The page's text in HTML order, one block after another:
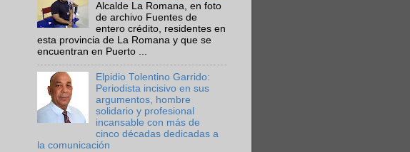
Alcalde La Romana, en foto
de archivo Fuentes de
entero crédito, residentes en
esta provincia de La Romana y que se
encuentran en Puerto ...
Elpidio Tolentino Garrido:
Periodista incisivo en sus
argumentos, hombre
solidario y profesional
incansable con más de
cinco décadas dedicadas a
la comunicación